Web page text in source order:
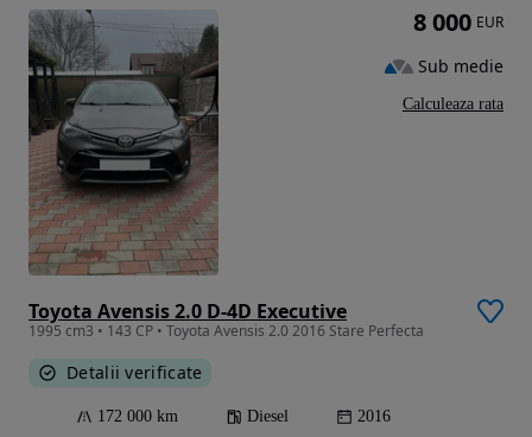
Toyota Avensis 2.0 D-4D Executive
1995 cm3 • 143 CP • Toyota Avensis 2.0 2016 Stare Perfecta
Detalii verificate
172 000 km Diesel 2016
8 000 EUR
Sub medie
Calculeaza rata